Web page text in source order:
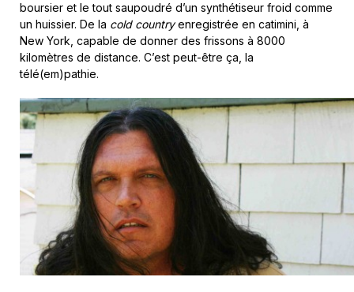
boursier et le tout saupoudré d’un synthétiseur froid comme
un huissier. De la cold countryenregistrée en catimini, à
New York, capable de donner des frissons à 8000
kilomètres de distance. C’est peut-être ça, la
télé(em)pathie.